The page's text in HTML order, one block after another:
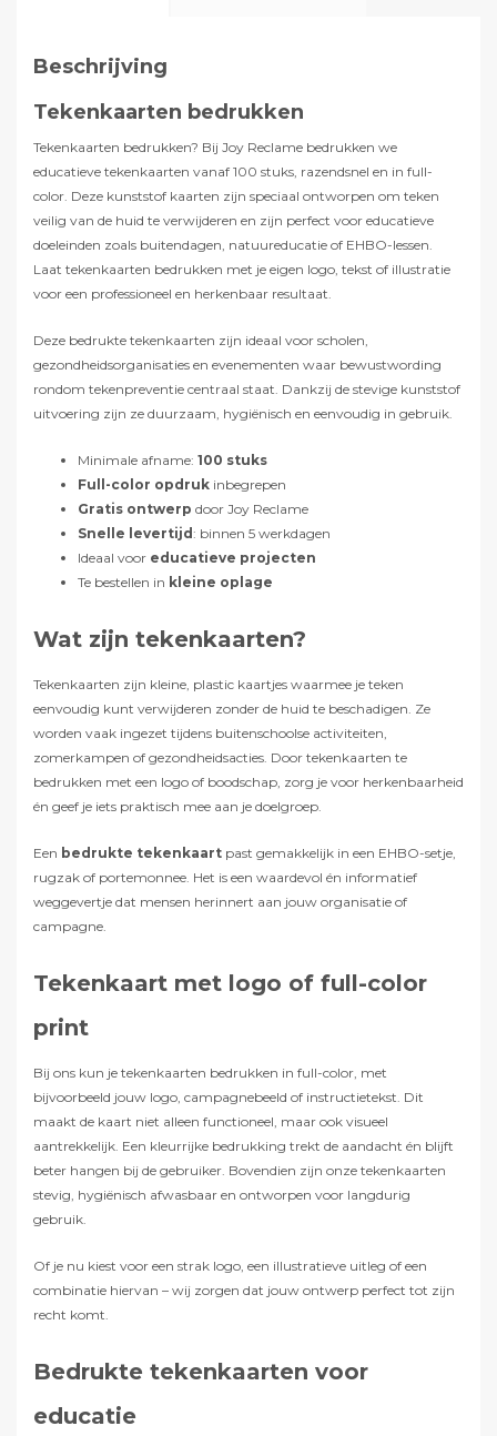
Beschrijving
Tekenkaarten bedrukken
Tekenkaarten bedrukken? Bij Joy Reclame bedrukken we
educatieve tekenkaarten vanaf 100 stuks, razendsnel en in full-
color. Deze kunststof kaarten zijn speciaal ontworpen om teken
veilig van de huid te verwijderen en zijn perfect voor educatieve
doeleinden zoals buitendagen, natuureducatie of EHBO-lessen.
Laat tekenkaarten bedrukken met je eigen logo, tekst of illustratie
voor een professioneel en herkenbaar resultaat.
Deze bedrukte tekenkaarten zijn ideaal voor scholen,
gezondheidsorganisaties en evenementen waar bewustwording
rondom tekenpreventie centraal staat. Dankzij de stevige kunststof
uitvoering zijn ze duurzaam, hygiënisch en eenvoudig in gebruik.
Minimale afname: 100 stuks
Full-color opdruk inbegrepen
Gratis ontwerp door Joy Reclame
Snelle levertijd : binnen 5 werkdagen
Ideaal voor educatieve projecten
Te bestellen in kleine oplage
Wat zijn tekenkaarten?
Tekenkaarten zijn kleine, plastic kaartjes waarmee je teken
eenvoudig kunt verwijderen zonder de huid te beschadigen. Ze
worden vaak ingezet tijdens buitenschoolse activiteiten,
zomerkampen of gezondheidsacties. Door tekenkaarten te
bedrukken met een logo of boodschap, zorg je voor herkenbaarheid
én geef je iets praktisch mee aan je doelgroep.
Een bedrukte tekenkaart past gemakkelijk in een EHBO-setje,
rugzak of portemonnee. Het is een waardevol én informatief
weggevertje dat mensen herinnert aan jouw organisatie of
campagne.
Tekenkaart met logo of full-color
print
Bij ons kun je tekenkaarten bedrukken in full-color, met
bijvoorbeeld jouw logo, campagnebeeld of instructietekst. Dit
maakt de kaart niet alleen functioneel, maar ook visueel
aantrekkelijk. Een kleurrijke bedrukking trekt de aandacht én blijft
beter hangen bij de gebruiker. Bovendien zijn onze tekenkaarten
stevig, hygiënisch afwasbaar en ontworpen voor langdurig
gebruik.
Of je nu kiest voor een strak logo, een illustratieve uitleg of een
combinatie hiervan – wij zorgen dat jouw ontwerp perfect tot zijn
recht komt.
Bedrukte tekenkaarten voor
educatie